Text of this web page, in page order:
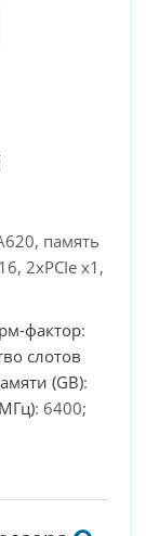
память
2xPCIe x1,
фактор:
слотов
(GB):
: 6400;